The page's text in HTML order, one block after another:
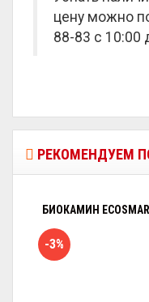
цену можно
88-83 с 10:00
РЕКОМЕНДУЕМ
БИОКАМИН
-3%